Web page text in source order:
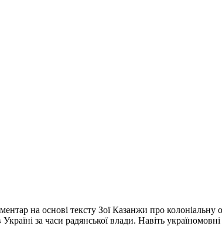
на основі тексту Зої Казанжи про
за часи радянської влади. Навіть